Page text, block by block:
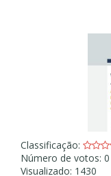
Classificação:
Número de votos: 0
Visualizado: 1430